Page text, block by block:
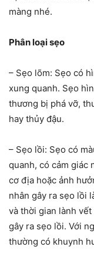
màng nhé.
Phân loại sẹo
– Sẹo lõm: Sẹo có
xung quanh. Sẹo
thương bị phá vỡ,
hay thủy đậu.
– Sẹo lồi: Sẹo có
quanh, có cảm giác
cơ địa hoặc ảnh
nhân gây ra sẹo lồi
và thời gian lành
gây ra sẹo lồi. Với
thường có khuynh